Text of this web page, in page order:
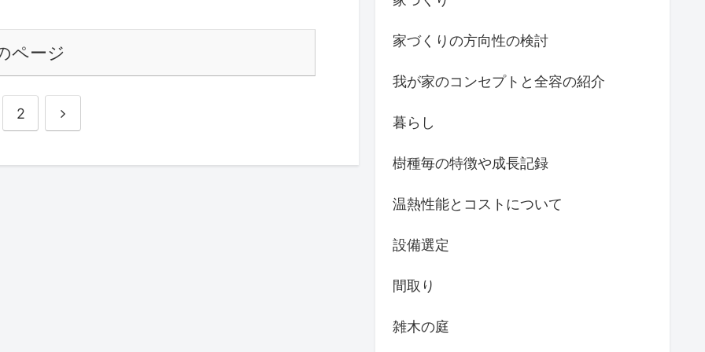
ページ
2 次
家づくりの方向性の検討
我が家のコンセプトと全容の紹介
暮らし
樹種毎の特徴や成長記録
温熱性能とコストについて
設備選定
間取り
雑木の庭